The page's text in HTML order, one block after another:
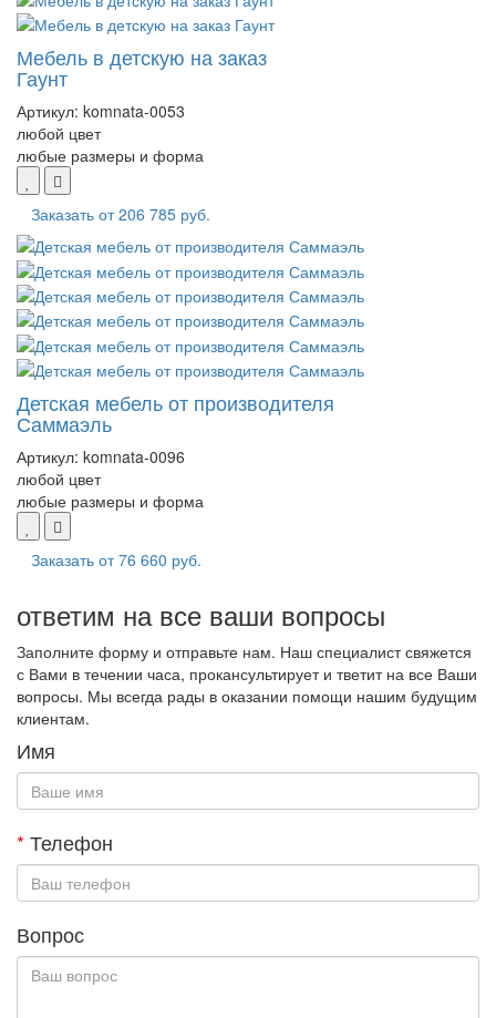
Мебель в детскую на заказ
Гаунт
Артикул: komnata-0053
любой цвет
любые размеры и форма
Заказать от206 785 руб.
Детская мебель от производителя
Саммаэль
Артикул: komnata-0096
любой цвет
любые размеры и форма
Заказать от76 660 руб.
ответим на все ваши вопросы
Заполните форму и отправьте нам. Наш специалист свяжется
с Вами в течении часа, прокансультирует и тветит на все Ваши
вопросы. Мы всегда рады в оказании помощи нашим будущим
клиентам.
Имя
* Телефон
Вопрос